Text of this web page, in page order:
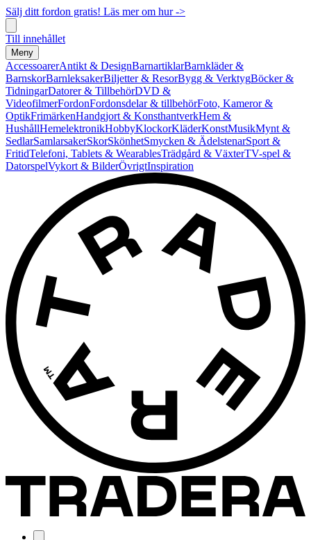
Sälj ditt fordon gratis! Läs mer om hur ->
Till innehållet
Meny
AccessoarerAntikt & DesignBarnartiklarBarnkläder &
BarnskorBarnleksakerBiljetter & ResorBygg & VerktygBöcker &
TidningarDatorer & TillbehörDVD &
VideofilmerFordonFordonsdelar & tillbehörFoto, Kameror &
OptikFrimärkenHandgjort & KonsthantverkHem &
HushållHemelektronikHobbyKlockorKläderKonstMusikMynt &
SedlarSamlarsakerSkorSkönhetSmycken & ÄdelstenarSport &
FritidTelefoni, Tablets & WearablesTrädgård & VäxterTV-spel &
DatorspelVykort & BilderÖvrigtInspiration